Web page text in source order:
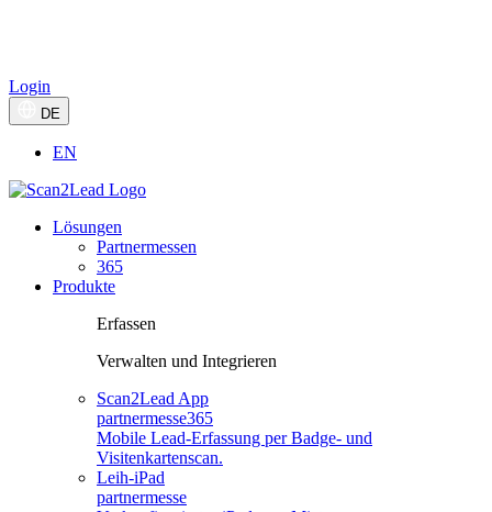
Login
DE
EN
Lösungen
Partnermessen
365
Produkte
Erfassen
Verwalten und Integrieren
Scan2Lead App
partnermesse365
Mobile Lead-Erfassung per Badge- und
Visitenkartenscan.
Leih-iPad
partnermesse